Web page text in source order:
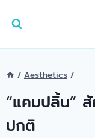
/ Aesthetics /
“แคมปลิ้น”
ปกติ